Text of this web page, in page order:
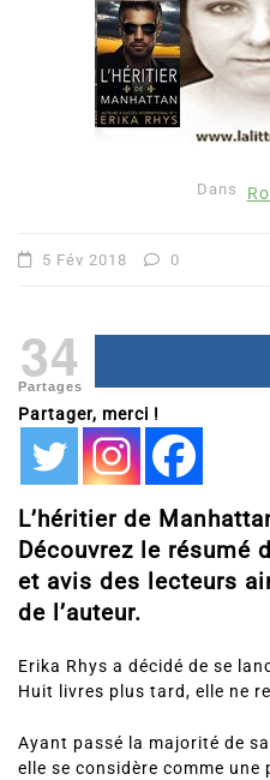
Dans
5 Fév 2018 0
34
Partages
Partager, merci !
L’héritier de
Découvrez le résumé
et avis des lecteurs
de l’auteur.
Erika Rhys a décidé de se
Huit livres plus tard, elle ne
Ayant passé la majorité de
elle se considère comme